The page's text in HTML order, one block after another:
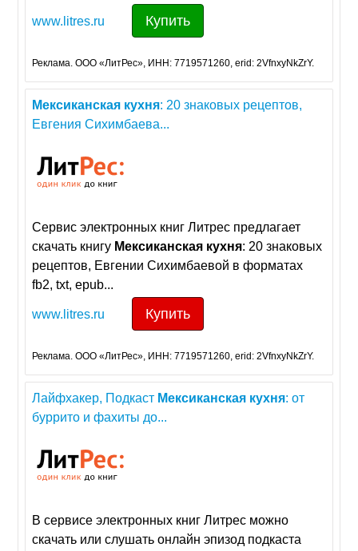
www.litres.ru Купить
Реклама. ООО «ЛитРес», ИНН: 7719571260, erid: 2VfnxyNkZrY.
Мексиканская кухня: 20 знаковых рецептов,
Евгения Сихимбаева...
Сервис электронных книг Литрес предлагает
скачать книгу Мексиканская кухня: 20 знаковых
рецептов, Евгении Сихимбаевой в форматах
fb2, txt, epub...
www.litres.ru Купить
Реклама. ООО «ЛитРес», ИНН: 7719571260, erid: 2VfnxyNkZrY.
Лайфхакер, Подкаст Мексиканская кухня: от
буррито и фахиты до...
В сервисе электронных книг Литрес можно
скачать или слушать онлайн эпизод подкаста